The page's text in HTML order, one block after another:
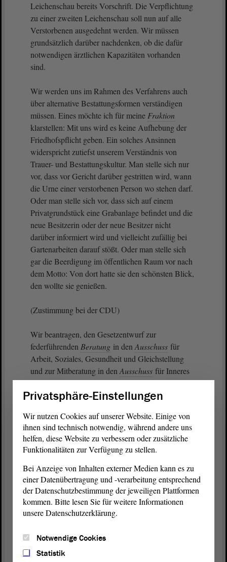
Leichenschau bereits Vorschrift. Die Verpflichtung
zu einer zweiten Leichenschau soll nun auf alle
Verstorbenen ausgedehnt werden. Wir müssen
grundsätzlich darüber nachdenken, ob die dafür
notwendigen ärztlichen Kapazitäten vorhanden
sind.
Wir werden uns im Rahmen des Verfahrens auch
über alternative Bestattungsformen verständigen
müssen. Eines möchte ich für meine Fraktion
klarstellen: Mit uns wird es keine Aufhebung der
Friedhofspflicht geben. Ein solches Ansinnen
widerspricht zutiefst unserem Verständnis von
Trauer- und Bestattungskultur. Man stelle sich nur
vor, dass vor Gericht darüber gestritten wird, wann
die Urne einer verstorbenen Person wo stehen darf.
Oder man stelle sich vor, dass sich auf einem
Privatgrundstück eine Grabanlage befindet und die
neue Besitzerin oder der neue Besitzer nicht
darüber informiert wird und vielleicht zufällig bei
Gartenarbeiten darauf stößt. Oder man stelle sich
gar die Beerdigung im öffentlichen Raum vor nach
dem Motto: Von dort hatte sie den schönsten Blick,
den wollte sie genießen.
(Zustimmung bei der CDU)
Wir beantragen, den Gesetzentwurf zur
federführenden Beratung in den Ausschuss für
Arbeit, Soziales, Gesundheit und Gleichstellung
und zur Mitberatung in den Ausschuss für Inneres
und Sport, in denAusschussfür Bildung, in den
Ausschussfür Wirtschaft und Tourismus, in den
und Umwelt, in denAusschussfür Recht,
Verfassung und Verbraucherschutz sowie in den
Ausschuss für Finanzen zu überweisen.
(Olaf Meister, GRÜNE: Alle außer Petitionen! -
Zuruf von Eva von Angern, DIE LINKE)
Außerdem kündige ich an, dass es dazu eine
umfangreicheAnhörunggeben wird. Der Umfang
des Plenarsaals rechtfertigen. Auch eine solch
umfangreiche
Privatsphäre-Einstellungen
Wir nutzen Cookies auf unserer Website. Einige von
ihnen sind technisch notwendig, während andere uns
helfen, diese Website zu verbessern oder zusätzliche
Funktionalitäten zur Verfügung zu stellen.
Bei Anzeige von Inhalten externer Medien kann es zu
einer Datenübertragung und -verarbeitung entsprechend
der Datenschutzbestimmung der jeweiligen Plattformen
kommen. Bitte lesen Sie für weitere Informationen
unsere Datenschutzerklärung.
Notwendige Cookies
Statistik